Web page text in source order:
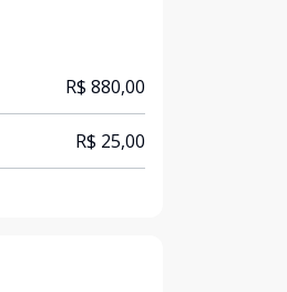
R$ 880,00
R$ 25,00